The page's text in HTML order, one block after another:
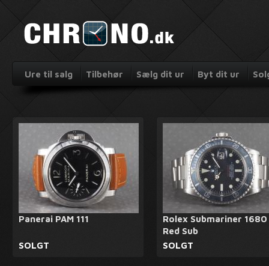
Ure til salg Tilbehør Sælg dit ur Byt dit ur
Panerai PAM 111
SOLGT
Rolex Submariner 1680
Red Sub
SOLGT